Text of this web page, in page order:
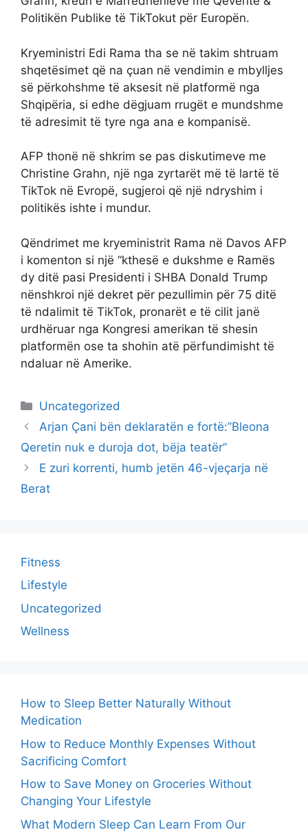
Politikën Publike të TikTokut për Europën.
Kryeministri Edi Rama tha se në takim shtruam
shqetësimet që na çuan në vendimin e mbylljes
së përkohshme të aksesit në platformë nga
Shqipëria, si edhe dëgjuam rrugët e mundshme
të adresimit të tyre nga ana e kompanisë.
AFP thonë në shkrim se pas diskutimeve me
Christine Grahn, një nga zyrtarët më të lartë të
TikTok në Evropë, sugjeroi që një ndryshim i
politikës ishte i mundur.
Qëndrimet me kryeministrit Rama në Davos AFP
i komenton si një “kthesë e dukshme e Ramës
dy ditë pasi Presidenti i SHBA Donald Trump
nënshkroi një dekret për pezullimin për 75 ditë
të ndalimit të TikTok, pronarët e të cilit janë
urdhëruar nga Kongresi amerikan të shesin
platformën ose ta shohin atë përfundimisht të
ndaluar në Amerike.
Categories
Uncategorized
Arjan Çani bën deklaratën e fortë:”Bleona
Qeretin nuk e duroja dot, bëja teatër”
E zuri korrenti, humb jetën 46-vjeçarja në
Berat
Fitness
Lifestyle
Uncategorized
Wellness
How to Sleep Better Naturally Without
Medication
How to Reduce Monthly Expenses Without
Sacrificing Comfort
How to Save Money on Groceries Without
Changing Your Lifestyle
What Modern Sleep Can Learn From Our